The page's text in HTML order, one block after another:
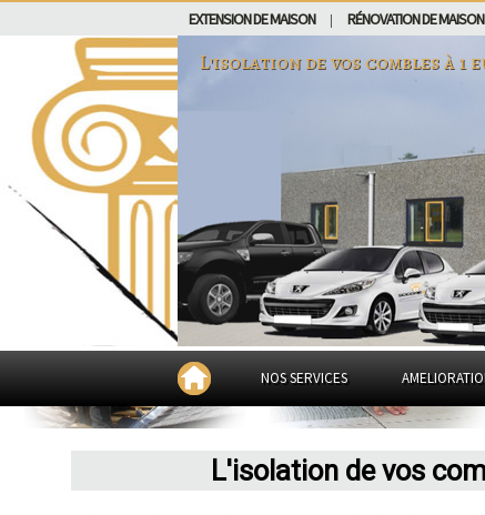
EXTENSION DE MAISON RÉNOVATION DE MAISON
L'isolation de vos combles à 1
NOS SERVICES
L'isolation de vos